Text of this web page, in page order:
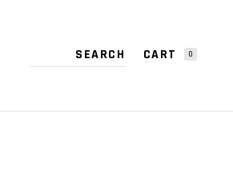
CART 0
IN THE CART.